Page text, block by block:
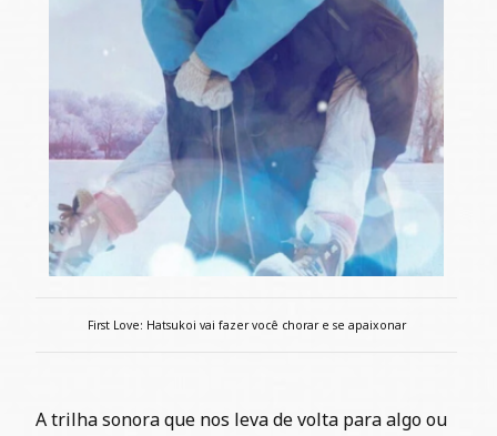
First Love: Hatsukoi vai fazer você chorar e se apaixonar
A trilha sonora que nos leva de volta para algo ou